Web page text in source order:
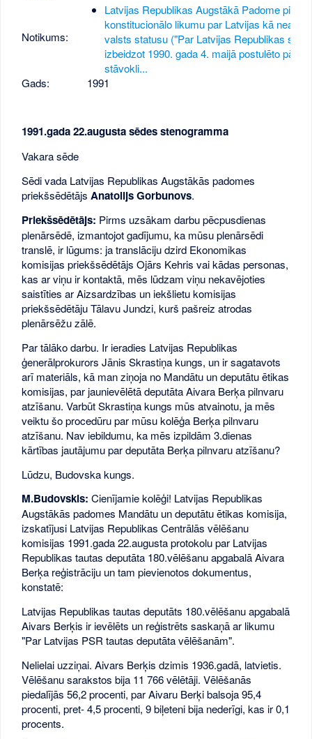
Notikums:
Latvijas Republikas Augstākā Padome
konstitucionālo likumu par Latvijas kā
valsts statusu ("Par Latvijas Republikas
izbeidzot 1990. gada 4. maijā postulēto
stāvokli...
Gads:
1991
1991.gada 22.augusta sēdes stenogramma
Vakara sēde
Sēdi vada Latvijas Republikas Augstākās padomes
priekšsēdētājs Anatolijs Gorbunovs.
Priekšsēdētājs: Pirms uzsākam darbu pēcpusdienas
plenārsēdē, izmantojot gadījumu, ka mūsu plenārsēdi
translē, ir lūgums: ja translāciju dzird Ekonomikas
komisijas priekšsēdētājs Ojārs Kehris vai kādas personas,
kas ar viņu ir kontaktā, mēs lūdzam viņu nekavējoties
saistīties ar Aizsardzības un iekšlietu komisijas
priekšsēdētāju Tālavu Jundzi, kurš pašreiz atrodas
plenārsēžu zālē.
Par tālāko darbu. Ir ieradies Latvijas Republikas
ģenerālprokurors Jānis Skrastiņa kungs, un ir sagatavots
arī materiāls, kā man ziņoja no Mandātu un deputātu ētikas
komisijas, par jaunievēlētā deputāta Aivara Berķa pilnvaru
atzīšanu. Varbūt Skrastiņa kungs mūs atvainotu, ja mēs
veiktu šo procedūru par mūsu kolēģa Berķa pilnvaru
atzīšanu. Nav iebildumu, ka mēs izpildām 3.dienas
kārtības jautājumu par deputāta Berķa pilnvaru atzīšanu?
Lūdzu, Budovska kungs.
M.Budovskis: Cienījamie kolēģi! Latvijas Republikas
Augstākās padomes Mandātu un deputātu ētikas komisija,
izskatījusi Latvijas Republikas Centrālās vēlēšanu
komisijas 1991.gada 22.augusta protokolu par Latvijas
Republikas tautas deputāta 180.vēlēšanu apgabalā Aivara
Berķa reģistrāciju un tam pievienotos dokumentus,
konstatē:
Latvijas Republikas tautas deputāts 180.vēlēšanu apgabalā
Aivars Berķis ir ievēlēts un reģistrēts saskaņā ar likumu
"Par Latvijas PSR tautas deputāta vēlēšanām".
Nelielai uzziņai. Aivars Berķis dzimis 1936.gadā, latvietis.
Vēlēšanu sarakstos bija 11 766 vēlētāji. Vēlēšanās
piedalījās 56,2 procenti, par Aivaru Berķi balsoja 95,4
procenti, pret- 4,5 procenti, 9 biļeteni bija nederīgi, kas ir 0,1
procents.